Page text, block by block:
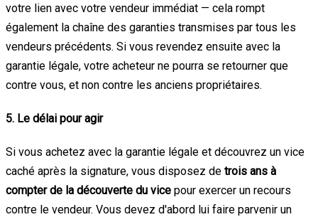
votre lien avec votre vendeur immédiat — cela rompt
également la chaîne des garanties transmises par tous les
vendeurs précédents. Si vous revendez ensuite avec la
garantie légale, votre acheteur ne pourra se retourner que
contre vous, et non contre les anciens propriétaires.
5. Le délai pour agir
Si vous achetez avec la garantie légale et découvrez un vice
caché après la signature, vous disposez de trois ans à
compter de la découverte du vice pour exercer un recours
contre le vendeur. Vous devez d'abord lui faire parvenir un